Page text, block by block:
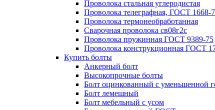
Проволока стальная углеродистая
Проволока телеграфная, ГОСТ 1668-
Проволока термонеобработанная
Сварочная проволока св08г2с
Проволока пружинная ГОСТ 9389-75
Проволока конструкционная ГОСТ
Купить болты
Анкерный болт
Высокопрочные болты
Болт оцинкованный с уменьшенной
Болт лемешный
Болт мебельный с усом